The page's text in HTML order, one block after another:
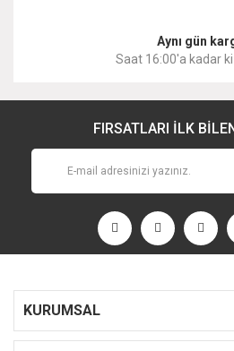
Aynı gün
Saat 16:00'a kadar
FIRSATLARI İLK
KURUMSAL